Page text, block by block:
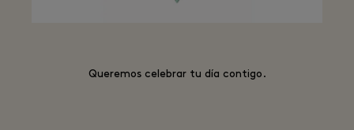
Queremos celebrar tu día contigo.